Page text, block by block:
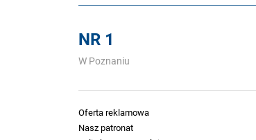
NR 1
W Poznaniu
Oferta reklamowa
Nasz patronat